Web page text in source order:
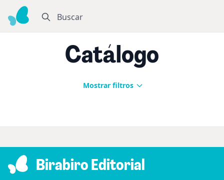
Buscar
Catálogo
Mostrar filtros
Birabiro Editorial